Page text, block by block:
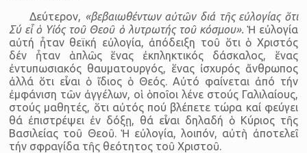
Δεύτερον, «βεβαιωθέντων αὐτῶν διά τῆς εὐλογίας ὅτι
Σύ εἶ ὁ Υἰός τοῦ Θεοῦ ὁ λυτρωτής τοῦ κόσμου». Ἡ εὐλογία
αὐτή ἦταν θεϊκή εὐλογία, ἀπόδειξη τοῦ ὅτι ὁ Χριστός
δέν ἦταν ἁπλῶς ἕνας ἐκπληκτικός δάσκαλος, ἕνας
ἐντυπω­σιακός θαυματουργός, ἕνας ἰσχυρός ἄνθρωπος
ἀλλά ὅτι εἶναι ὁ ἴδιος ὁ Θεός. Αὐτό φαίνεται ἀπό τήν
ἐμφάνιση τῶν ἀγγέλων, οἱ ὁποῖοι λένε στούς Γαλιλαίους,
στούς μαθητές, ὅτι αὐτός πού βλέπετε τώρα καί φεύγει
θά ἐπιστρέψει ἐν δόξῃ, θά εἶναι δηλαδή ὁ Κύριος τῆς
Βασιλείας τοῦ Θεοῦ. Ἡ εὐλογία, λοιπόν, αὐτὴ ἀποτελεῖ
τήν σφραγίδα τῆς θεότητος τοῦ Χριστοῦ.